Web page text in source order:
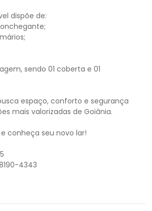
dispõe de:
sendo 01 coberta e 01
espaço, conforto e segurança
mais valorizadas de Goiânia.
conheça seu novo lar!